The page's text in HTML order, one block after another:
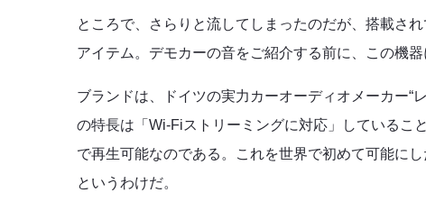
ところで、さらりと流してしまったのだが、搭載さ
アイテム。デモカーの音をご紹介する前に、この機
ブランドは、ドイツの実力カーオーディオメーカー“
の特長は「Wi-Fiストリーミングに対応」しているこ
で再生可能なのである。これを世界で初めて可能に
というわけだ。